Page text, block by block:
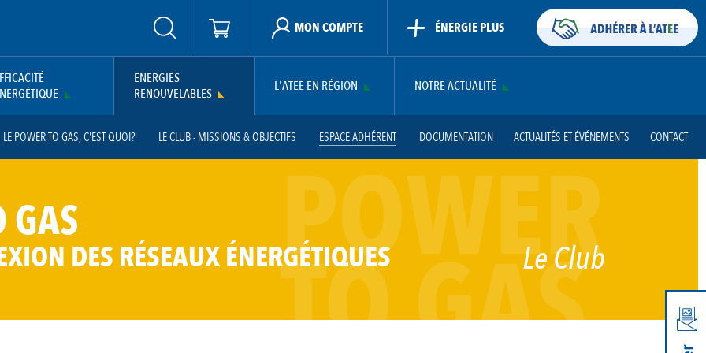
MON COMPTE ÉNERGIE PLUS
ENERGIES
RENOUVELABLES
L'ATEE EN RÉGION NOTRE ACTUALITÉ
LE POWER TO GAS, C'EST QUOI? LE CLUB - MISSIONS & OBJECTIFS ESPACE ADHÉRENT DOCUMENTATION ACTUALITÉS ET ÉVÉNEMENTS CONTACT
POWER
TO GAS
GAS
DES RÉSEAUX ÉNERGÉTIQUES Le Club